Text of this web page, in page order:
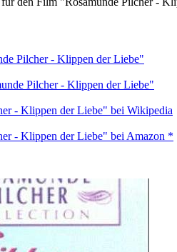
Pilcher - Klippen der Liebe"
Pilcher - Klippen der Liebe"
- Klippen der Liebe" bei Wikipedia
- Klippen der Liebe" bei Amazon *